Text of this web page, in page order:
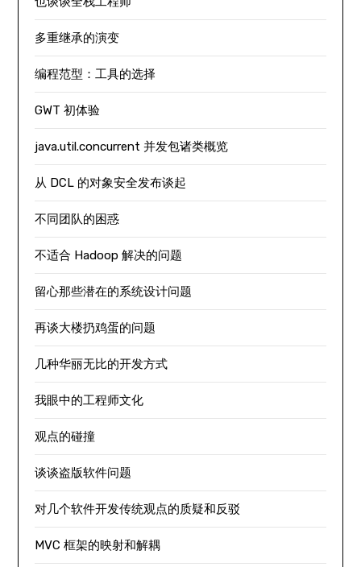
多重继承的演变
编程范型：工具的选择
GWT 初体验
java.util.concurrent 并发包诸类概览
从 DCL 的对象安全发布谈起
不同团队的困惑
不适合 Hadoop 解决的问题
留心那些潜在的系统设计问题
再谈大楼扔鸡蛋的问题
几种华丽无比的开发方式
我眼中的工程师文化
观点的碰撞
谈谈盗版软件问题
对几个软件开发传统观点的质疑和反驳
MVC 框架的映射和解耦